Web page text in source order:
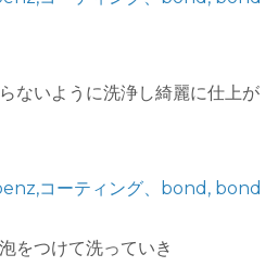
ないように洗浄し綺麗に仕上が
をつけて洗っていき